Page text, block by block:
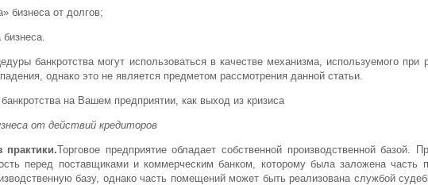
бизнеса от долгов;
банкротства могут использоваться в качестве механизма, используемого
однако это не является предметом рассмотрения данной статьи.
на Вашем предприятии, как выход из кризиса
от действий кредиторов
практики.Торговое предприятие обладает собственной производственной базой.
перед поставщиками и коммерческим банком, которому была заложена
базу, однако часть помещений может быть реализована службой